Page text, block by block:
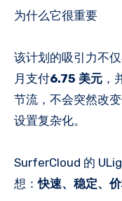
为什么它很重要
该计划的吸引力不
月支付6.75 美元 ，
节流，不会突然改
设置复杂化。
SurferCloud 的
想：快速、稳定、